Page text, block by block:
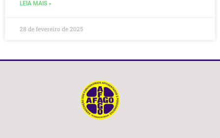
LEIA MAIS »
28 de fevereiro de 2025